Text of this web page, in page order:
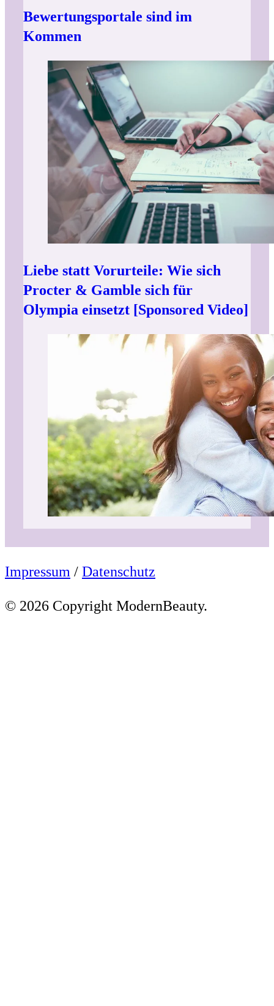
Bewertungsportale sind im
Kommen
Liebe statt Vorurteile: Wie sich
Procter & Gamble sich für
Olympia einsetzt [Sponsored Video]
Impressum / Datenschutz
© 2026 Copyright ModernBeauty.